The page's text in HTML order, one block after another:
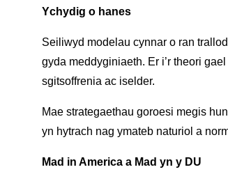
Ychydig o hanes
Seiliwyd modelau cynnar o ran
gyda meddyginiaeth. Er i’r theori
sgitsoffrenia ac iselder.
Mae strategaethau goroesi megis
yn hytrach nag ymateb naturiol a
Mad in America a Mad yn y DU